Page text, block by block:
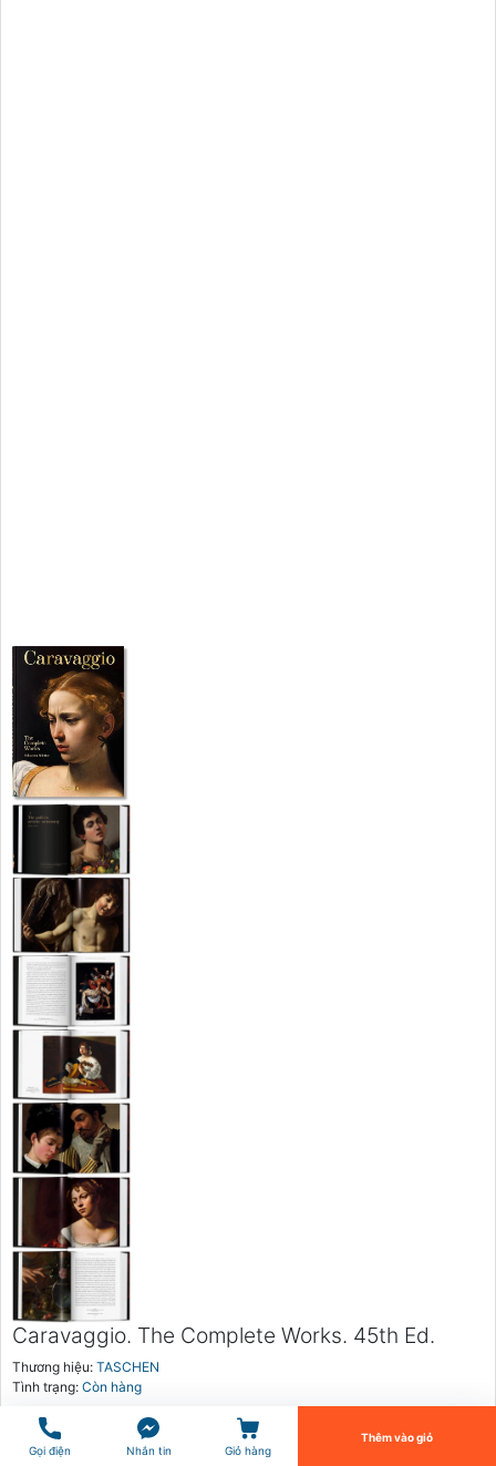
Caravaggio. The Complete Works. 45th Ed.
Thương hiệu: TASCHEN
Tình trạng: Còn hàng
1.049.000₫
undefined
Tiến Hành Thanh Toán
Gọi điện Nhắn tin Giỏ hàng
Thêm vào giỏ